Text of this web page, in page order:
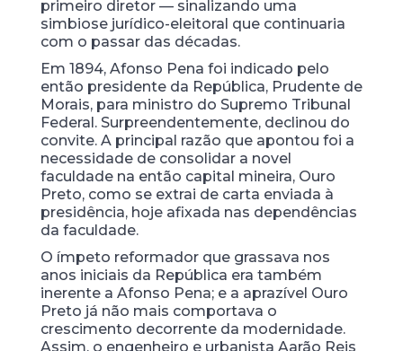
primeiro diretor — sinalizando uma
simbiose jurídico-eleitoral que continuaria
com o passar das décadas.
Em 1894, Afonso Pena foi indicado pelo
então presidente da República, Prudente de
Morais, para ministro do Supremo Tribunal
Federal. Surpreendentemente, declinou do
convite. A principal razão que apontou foi a
necessidade de consolidar a novel
faculdade na então capital mineira, Ouro
Preto, como se extrai de carta enviada à
presidência, hoje afixada nas dependências
da faculdade.
O ímpeto reformador que grassava nos
anos iniciais da República era também
inerente a Afonso Pena; e a aprazível Ouro
Preto já não mais comportava o
crescimento decorrente da modernidade.
Assim, o engenheiro e urbanista Aarão Reis